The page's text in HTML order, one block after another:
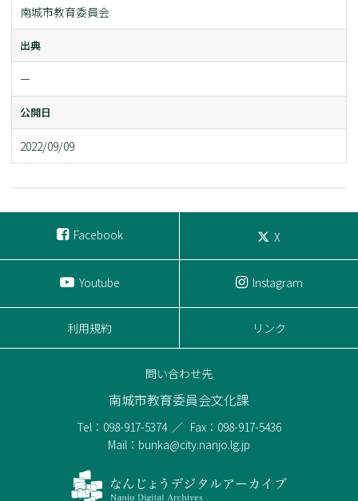
南城市教育委員会
出典
ー
公開日
2022/09/09
Facebook X
Youtube Instagram
利用規約 リンク
問い合わせ先
南城市教育委員会文化課
Tel：098-917-5374
Fax：098-917-5436
Mail：bunka@city.nanjo.lg.jp